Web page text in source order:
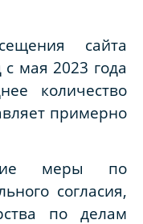
сайта
мая 2023 года
количество
примерно
меры по
согласия,
по делам